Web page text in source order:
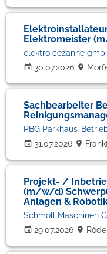
Elektromeister
30.07.2026
elektro cezanne
Sachbearbeiter
31.07.2026
PBG Parkhaus-
Projekt- /
(m/w/d)
Anlagen &
29.07.2026
Schmoll Maschinen